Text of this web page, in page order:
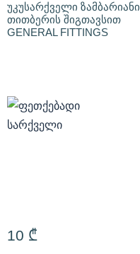
უკუსარქველი ზამბარიანი
თითბერის შიგთავსით
GENERAL FITTINGS
10 ₾